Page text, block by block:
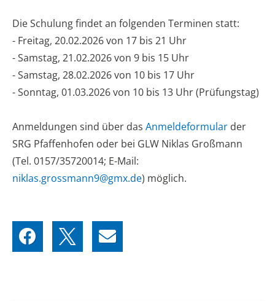
Die Schulung findet an folgenden Terminen statt:
- Freitag, 20.02.2026 von 17 bis 21 Uhr
- Samstag, 21.02.2026 von 9 bis 15 Uhr
- Samstag, 28.02.2026 von 10 bis 17 Uhr
- Sonntag, 01.03.2026 von 10 bis 13 Uhr (Prüfungstag)
Anmeldungen sind über das Anmeldeformular der
SRG Pfaffenhofen oder bei GLW Niklas Großmann
(Tel. 0157/35720014; E-Mail:
niklas.grossmann9@gmx.de) möglich.